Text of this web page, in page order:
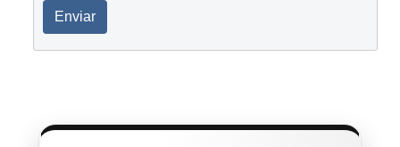
Enviar